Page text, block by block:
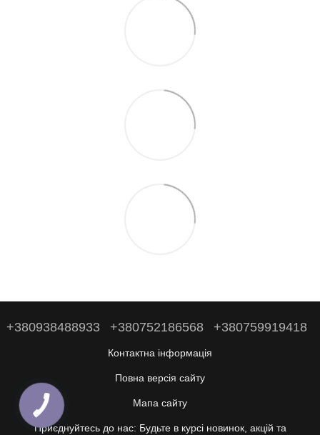
+380938488933 +380752186568 +380759919418
Контактна інформація
Повна версія сайту
Мапа сайту
Приєднуйтесь до нас: Будьте в курсі новинок, акцій та